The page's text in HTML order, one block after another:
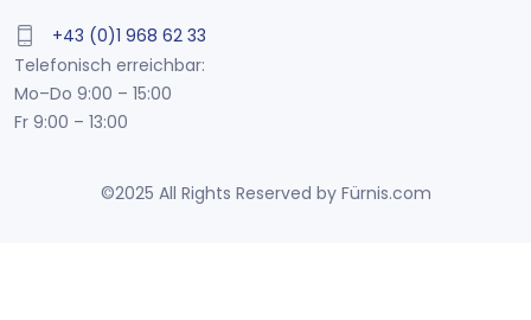
+43 (0)1 968 62 33
Telefonisch erreichbar:
Mo–Do 9:00 – 15:00
Fr 9:00 – 13:00
©2025 All Rights Reserved by Fürnis.com